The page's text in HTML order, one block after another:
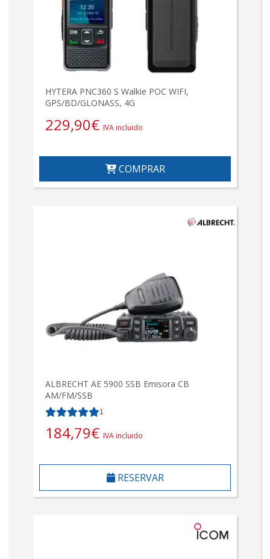
HYTERA PNC360 S Walkie POC WIFI,
GPS/BD/GLONASS, 4G
229,90€ IVA incluido
COMPRAR
ALBRECHT AE 5900 SSB Emisora CB
AM/FM/SSB
1
184,79€ IVA incluido
RESERVAR